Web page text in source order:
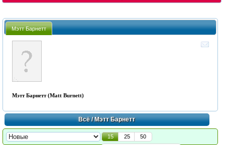
Мэтт Барнетт
Мэтт Барнетт (Matt Burnett)
Всё/ Мэтт Барнетт
15 25 50